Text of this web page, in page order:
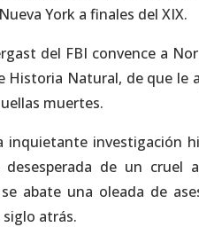
York a finales del XIX.
del FBI convence a
Historia Natural, de que le
muertes.
inquietante investigación
de un cruel
abate una oleada de
atrás.